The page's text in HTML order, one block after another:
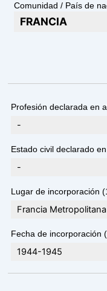
Comunidad / País de
FRANCIA
Profesión declarada en
-
Estado civil declarado
-
Lugar de incorporación
Francia Metropolitana
Fecha de incorporación
1944-1945